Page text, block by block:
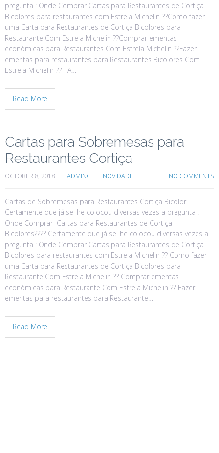
pregunta : Onde Comprar Cartas para Restaurantes de Cortiça
Bicolores para restaurantes com Estrela Michelin ??Como fazer
uma Carta para Restaurantes de Cortiça Bicolores para
Restaurante Com Estrela Michelin ??Comprar ementas
económicas para Restaurantes Com Estrela Michelin ??Fazer
ementas para restaurantes para Restaurantes Bicolores Com
Estrela Michelin ?? A…
Read More
Cartas para Sobremesas para
Restaurantes Cortiça
OCTOBER 8, 2018 ADMINC NOVIDADE NO COMMENTS
Cartas de Sobremesas para Restaurantes Cortiça Bicolor
Certamente que já se lhe colocou diversas vezes a pregunta :
Onde Comprar Cartas para Restaurantes de Cortiça
Bicolores???? Certamente que já se lhe colocou diversas vezes a
pregunta : Onde Comprar Cartas para Restaurantes de Cortiça
Bicolores para restaurantes com Estrela Michelin ?? Como fazer
uma Carta para Restaurantes de Cortiça Bicolores para
Restaurante Com Estrela Michelin ?? Comprar ementas
económicas para Restaurante Com Estrela Michelin ?? Fazer
ementas para restaurantes para Restaurante…
Read More